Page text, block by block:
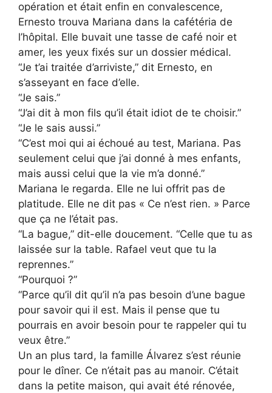
opération et était enfin en convalescence,
Ernesto trouva Mariana dans la cafétéria de
l’hôpital. Elle buvait une tasse de café noir et
amer, les yeux fixés sur un dossier médical.
“Je t’ai traitée d’arriviste,” dit Ernesto, en
s’asseyant en face d’elle.
“Je sais.”
“J’ai dit à mon fils qu’il était idiot de te choisir.”
“Je le sais aussi.”
“C’est moi qui ai échoué au test, Mariana. Pas
seulement celui que j’ai donné à mes enfants,
mais aussi celui que la vie m’a donné.”
Mariana le regarda. Elle ne lui offrit pas de
platitude. Elle ne dit pas « Ce n’est rien. » Parce
que ça ne l’était pas.
“La bague,” dit-elle doucement. “Celle que tu as
laissée sur la table. Rafael veut que tu la
reprennes.”
“Pourquoi ?”
“Parce qu’il dit qu’il n’a pas besoin d’une bague
pour savoir qui il est. Mais il pense que tu
pourrais en avoir besoin pour te rappeler qui tu
veux être.”
Un an plus tard, la famille Álvarez s’est réunie
pour le dîner. Ce n’était pas au manoir. C’était
dans la petite maison, qui avait été rénovée,